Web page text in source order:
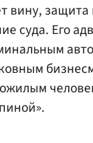
вину,
суда. Его